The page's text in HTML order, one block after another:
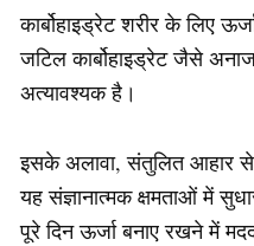
कार्बोहाइड्रेट शरीर के लिए
जटिल कार्बोहाइड्रेट जैसे
अत्यावश्यक है।
इसके अलावा, संतुलित आहार से
यह संज्ञानात्मक क्षमताओं में
पूरे दिन ऊर्जा बनाए रखने में